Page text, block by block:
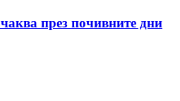
през почивните дни